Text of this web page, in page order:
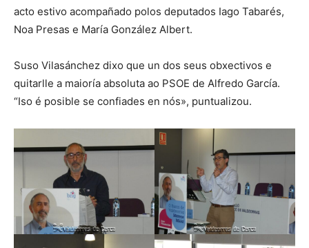
acto estivo acompañado polos deputados Iago Tabarés,
Noa Presas e María González Albert.
Suso Vilasánchez dixo que un dos seus obxectivos e
quitarlle a maioría absoluta ao PSOE de Alfredo García.
“Iso é posible se confiades en nós», puntualizou.